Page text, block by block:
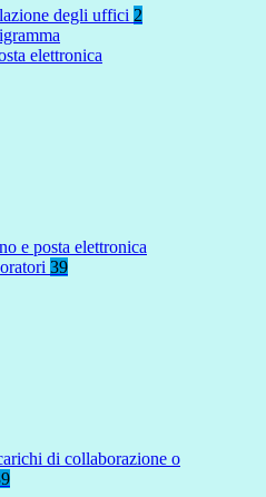
degli uffici 2
elettronica
e posta elettronica
39
di collaborazione o